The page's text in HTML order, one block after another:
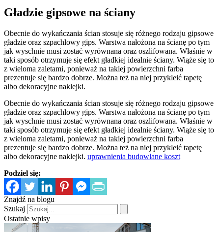
Gładzie gipsowe na ściany
Obecnie do wykańczania ścian stosuje się różnego rodzaju gipsowe
gładzie oraz szpachlowy gips. Warstwa nałożona na ścianę po tym
jak wyschnie musi zostać wyrównana oraz oszlifowana. Właśnie w
taki sposób otrzymuje się efekt gładkiej idealnie ściany. Wiąże się to
z wieloma zaletami, ponieważ na takiej powierzchni farba
prezentuje się bardzo dobrze. Można też na niej przykleić tapetę
albo dekoracyjne naklejki.
Obecnie do wykańczania ścian stosuje się różnego rodzaju gipsowe
gładzie oraz szpachlowy gips. Warstwa nałożona na ścianę po tym
jak wyschnie musi zostać wyrównana oraz oszlifowana. Właśnie w
taki sposób otrzymuje się efekt gładkiej idealnie ściany. Wiąże się to
z wieloma zaletami, ponieważ na takiej powierzchni farba
prezentuje się bardzo dobrze. Można też na niej przykleić tapetę
albo dekoracyjne naklejki. uprawnienia budowlane koszt
Podziel się:
Znajdź na blogu
Szukaj
Ostatnie wpisy